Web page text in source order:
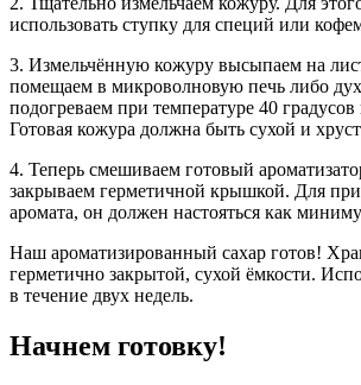
использовать ступку для специй или
3. Измельчённую кожуру высыпаем на
помещаем в микроволновую печь либо
подогреваем при температуре 40
Готовая кожура должна быть сухой и
4. Теперь смешиваем готовый
закрываем герметичной крышкой. Для
аромата, он должен настояться как
Наш ароматизированный сахар готов!
герметично закрытой, сухой ёмкости.
в течение двух недель.
Начнем готовку!